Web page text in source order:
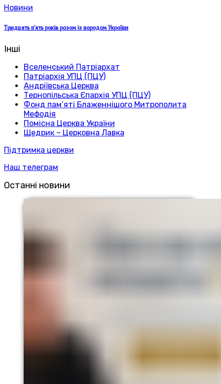
Новини
Тридцять п’ять років разом із народом України
Інші
Вселенський Патріархат
Патріархія УПЦ (ПЦУ)
Андріївська Церква
Тернопільська Єпархія УПЦ (ПЦУ)
Фонд пам’яті Блаженнішого Митрополита
Мефодія
Помісна Церква України
Щедрик – Церковна Лавка
Підтримка церкви
Наш телеграм
Останні новини